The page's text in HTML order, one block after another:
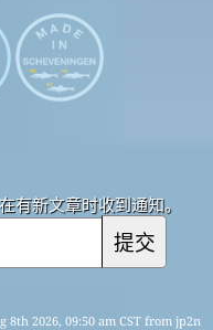
有新文章时收到通知。
提交
2026, 09:50 am CST from jp2n